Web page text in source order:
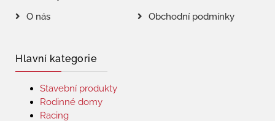
O nás
Obchodní podmínky
Hlavní kategorie
Stavební produkty
Rodinné domy
Racing